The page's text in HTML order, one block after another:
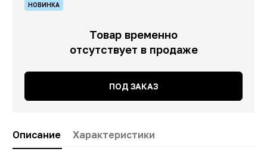
НОВИНКА
Товар временно
отсутствует в продаже
ПОД ЗАКАЗ
Описание Характеристики